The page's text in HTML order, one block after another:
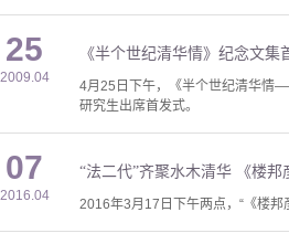
25
2009.04
《半个世纪清华情》纪念文集
4月25日下午，《半个世纪清华情
研究生出席首发式。
07
2016.04
“法二代”齐聚水木清华 《楼
2016年3月17日下午两点，“《楼